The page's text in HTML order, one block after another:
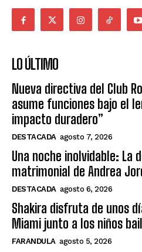
LO ÚLTIMO
Nueva directiva del Club
asume funciones bajo el
impacto duradero”
DESTACADA agosto 7, 2026
Una noche inolvidable: La
matrimonial de Andrea
DESTACADA agosto 6, 2026
Shakira disfruta de unos
Miami junto a los niños
FARANDULA agosto 5, 2026